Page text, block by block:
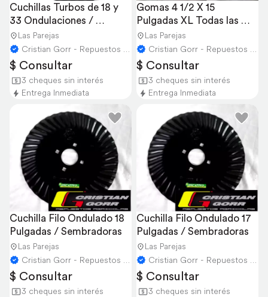
Cuchillas Turbos de 18 y
33 Ondulaciones /
Oncativo
Las Parejas
Cristian Gorr - Repuestos Agricolas
$ Consultar
3 cheques sin interés
Entrega Inmediata
Gomas 4 1/2 X 15
Pulgadas XL Todas las
Sembradoras
Las Parejas
Cristian Gorr - Repuestos Agricolas
$ Consultar
3 cheques sin interés
Entrega Inmediata
Cuchilla Filo Ondulado 18
Pulgadas / Sembradoras
Las Parejas
Cristian Gorr - Repuestos Agricolas
$ Consultar
3 cheques sin interés
Cuchilla Filo Ondulado 17
Pulgadas / Sembradoras
Las Parejas
Cristian Gorr - Repuestos Agricolas
$ Consultar
3 cheques sin interés